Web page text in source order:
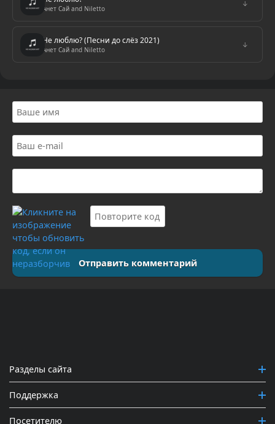
Анет Сай and Niletto
↓
Не люблю? (Песни до слёз 2021)
Анет Сай and Niletto
↓
Отправить комментарий
Разделы сайта
Поддержка
Посетителю